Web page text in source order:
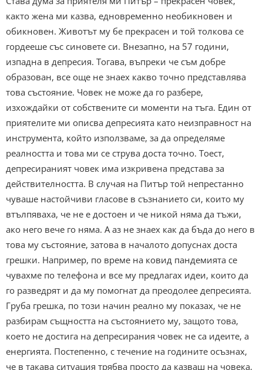
както жена ми казва, едновременно необикновен и
обикновен. Животът му бе прекрасен и той толкова се
гордееше със синовете си. Внезапно, на 57 години,
изпадна в депресия. Тогава, въпреки че съм добре
образован, все още не знаех какво точно представлява
това състояние. Човек не може да го разбере,
изхождайки от собствените си моменти на тъга. Един от
приятелите ми описва депресията като неизправност на
инструмента, който използваме, за да определяме
реалността и това ми се струва доста точно. Тоест,
депресираният човек има изкривена представа за
действителността. В случая на Питър той непрестанно
чуваше настойчиви гласове в съзнанието си, които му
втълпяваха, че не е достоен и че никой няма да тъжи,
ако него вече го няма. А аз не знаех как да бъда до него в
това му състояние, затова в началото допуснах доста
грешки. Например, по време на ковид пандемията се
чувахме по телефона и все му предлагах идеи, които да
го разведрят и да му помогнат да преодолее депресията.
Груба грешка, по този начин реално му показах, че не
разбирам същността на състоянието му, защото това,
което не достига на депресирания човек не са идеите, а
енергията. Постепенно, с течение на годините осъзнах,
че в такава ситуация трябва просто да казваш на човека,